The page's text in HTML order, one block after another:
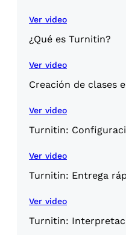
Ver video
¿Qué es Turnitin?
Ver video
Creación de clases
Ver video
Turnitin:
Ver video
Turnitin: Entrega
Ver video
Turnitin: